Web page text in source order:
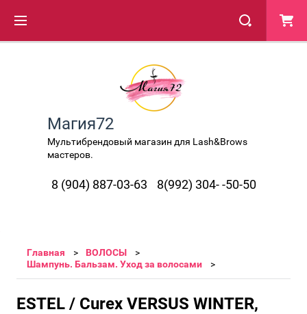
Магия72
Мультибрендовый магазин для Lash&Brows
мастеров.
8 (904) 887-03-63 8(992) 304- -50-50
Главная
ВОЛОСЫ
Шампунь. Бальзам. Уход за волосами
ESTEL / Curex VERSUS WINTER,